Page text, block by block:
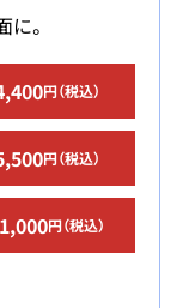
。
円（税込）
円（税込）
円（税込）